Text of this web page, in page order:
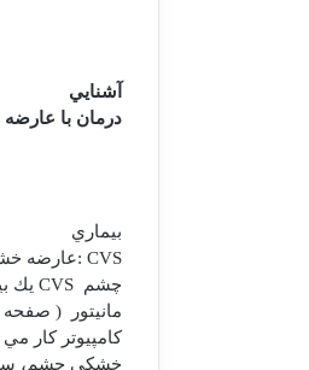
آشنايي
درمان با عارضه
بيماري
CVS :عارضه
چشم
CVS يك
مانيتور
( صفحه
كامپيوتر كار
خشكي چشم،